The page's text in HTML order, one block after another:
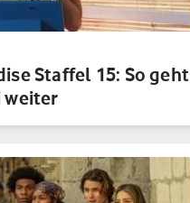
Staffel 15: So geht
weiter